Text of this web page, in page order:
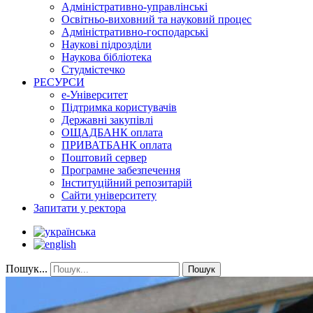
Адміністративно-управлінські
Освітньо-виховний та науковий процес
Адміністративно-господарські
Наукові підрозділи
Наукова бібліотека
Студмістечко
РЕСУРСИ
е-Університет
Підтримка користувачів
Державні закупівлі
ОЩАДБАНК оплата
ПРИВАТБАНК оплата
Поштовий сервер
Програмне забезпечення
Інституційний репозитарій
Сайти університету
Запитати у ректора
Пошук... Пошук